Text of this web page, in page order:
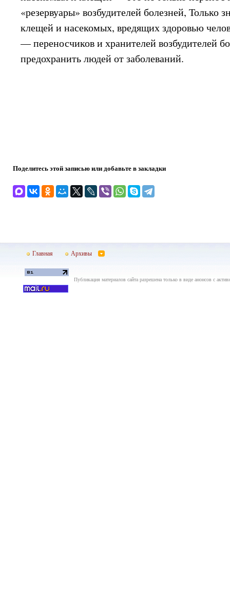
«резервуары» возбудителей болезней, Только
клещей и насекомых, вредящих здоровью
— переносчиков и хранителей возбудителей
предохранить людей от заболеваний.
Поделитесь этой записью или добавьте в закладки
Главная Архивы
Публикация материалов сайта разрешена только в виде анонсов с